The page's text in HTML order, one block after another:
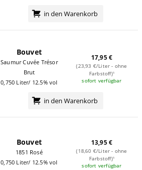
in den Warenkorb
Bouvet
Saumur Cuvée Trésor
Brut
0,750 Liter/ 12.5% vol
17,95 €
(23,93 €/Liter - ohne
Farbstoff)¹
sofort verfügbar
in den Warenkorb
Bouvet
1851 Rosé
0,750 Liter/ 12.5% vol
13,95 €
(18,60 €/Liter - ohne
Farbstoff)¹
sofort verfügbar